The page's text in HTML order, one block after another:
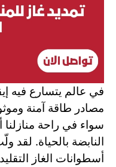
في عالم يتسارع فيه
مصادر طاقة آمنة
سواء في راحة منازلنا
النابضة بالحياة. لقد
أسطوانات الغاز